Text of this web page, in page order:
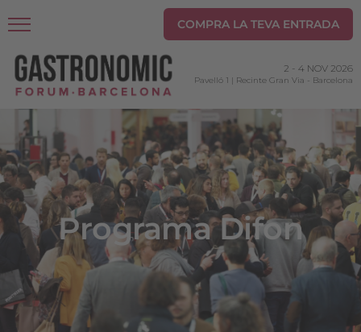
COMPRA LA TEVA ENTRADA
2 - 4 NOV 2026
Pavelló 1 | Recinte Gran Via - Barcelona
Programa Difon